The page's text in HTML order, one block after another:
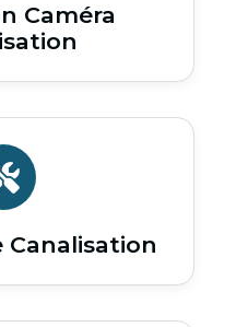
Caméra
Canalisation